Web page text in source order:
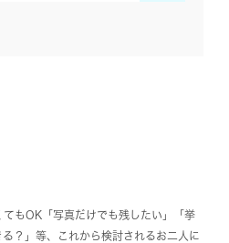
てもOK「写真だけでも残したい」「挙
？」等、これから検討されるお二人に